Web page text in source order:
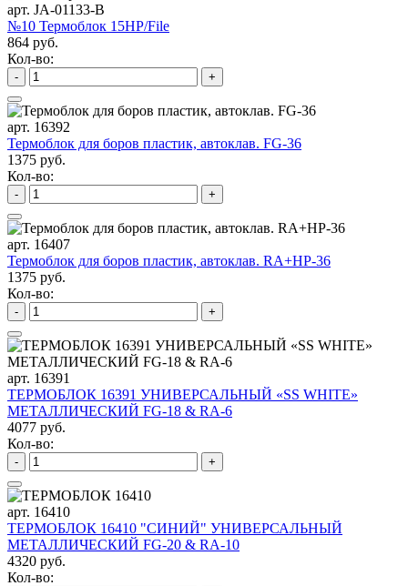
арт. JA-01133-B
№10 Термоблок 15HP/File
864 руб.
Кол-во:
- +
арт. 16392
Термоблок для боров пластик, автоклав. FG-36
1375 руб.
Кол-во:
- +
арт. 16407
Термоблок для боров пластик, автоклав. RA+HP-36
1375 руб.
Кол-во:
- +
арт. 16391
ТЕРМОБЛОК 16391 УНИВЕРСАЛЬНЫЙ «SS WHITE»
МЕТАЛЛИЧЕСКИЙ FG-18 & RA-6
4077 руб.
Кол-во:
- +
арт. 16410
ТЕРМОБЛОК 16410 "СИНИЙ" УНИВЕРСАЛЬНЫЙ
МЕТАЛЛИЧЕСКИЙ FG-20 & RA-10
4320 руб.
Кол-во: